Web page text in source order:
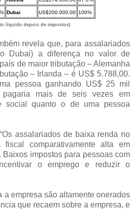
Dubai US$200.000,00 100%
líquido depois de impostos)
revela que, para assalariados
Dubai) a diferença no valor de
de maior tributação – Alemanha
– Irlanda – é US$ 5.788,00.
pessoa ganhando US$ 25 mil
pagaria mais de seis vezes em
social quanto o de uma pessoa
assalariados de baixa renda no
comparativamente alta em
impostos para pessoas com
o emprego e reduzir o
a empresa são altamente onerados
que recaem sobre a empresa, e